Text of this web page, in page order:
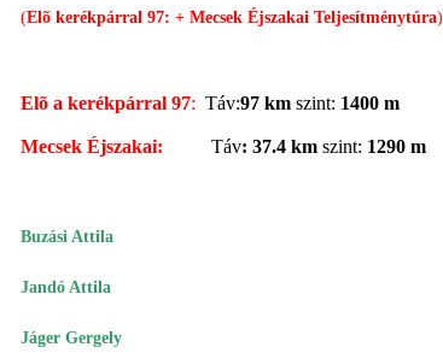
(Elõ kerékpárral 97: + Mecsek Éjszakai Teljesítménytúra)
Elõ a kerékpárral 97: Táv:97 km szint: 1400 m
Mecsek Éjszakai: Táv: 37.4 km szint: 1290 m
Buzási Attila
Jandó Attila
Jáger Gergely